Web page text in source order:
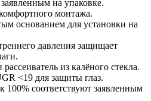
на упаковке.
монтажа.
основанием для установки на
давления защищает
из калёного стекла.
<19 для защиты глаз.
100% соответствуют заявленным